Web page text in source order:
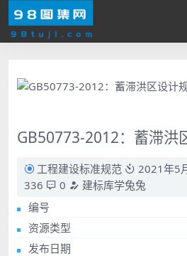
GB50773-2012：蓄滞洪
工程建设标准规范
2021年5
336
0
建标库学兔兔
编号
资源类型
发布日期